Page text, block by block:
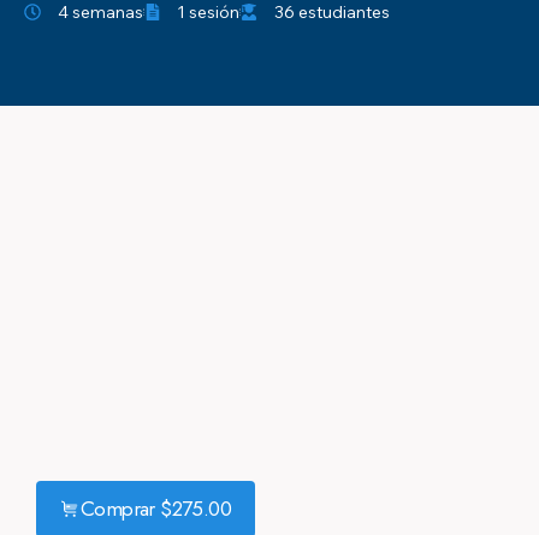
4 semanas 1 sesión 36 estudiantes
Comprar $275.00